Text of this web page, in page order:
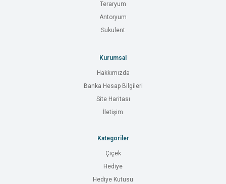
Teraryum
Antoryum
Sukulent
Kurumsal
Hakkımızda
Banka Hesap Bilgileri
Site Haritası
İletişim
Kategoriler
Çiçek
Hediye
Hediye Kutusu